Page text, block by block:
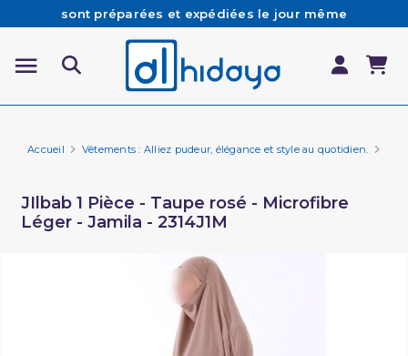
sont préparées et expédiées le jour même
Besoin d'aide ? Retrouvez notre FAQ
Livraison offerte à partir de 65€ d'achat*
Les Commandes passées avant 15h (lun au Vend)
Accueil Vêtements : Alliez pudeur, élégance et style au quotidien.
JIlbab 1 Pièce - Taupe rosé - Microfibre
Léger - Jamila - 2314J1M